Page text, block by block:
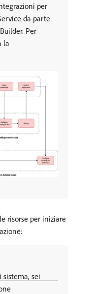
per
da parte
Per
la
risorse per iniziare
sei